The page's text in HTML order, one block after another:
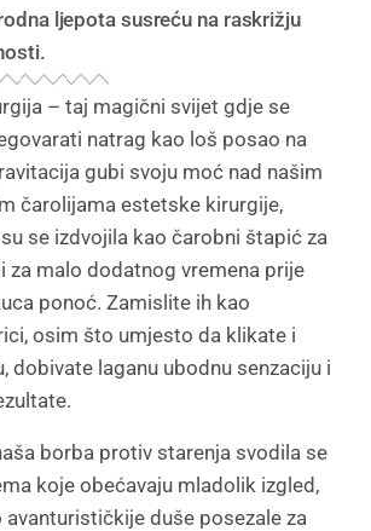
ljepota susreću na raskrižju
– taj magični svijet gdje se
natrag kao loš posao na
gubi svoju moć nad našim
čarolijama estetske kirurgije,
se izdvojila kao čarobni štapić za
za malo dodatnog vremena prije
ponoć. Zamislite ih kao
osim što umjesto da klikate i
dobivate laganu ubodnu senzaciju i
borba protiv starenja svodila se
koje obećavaju mladolik izgled,
duše posezale za